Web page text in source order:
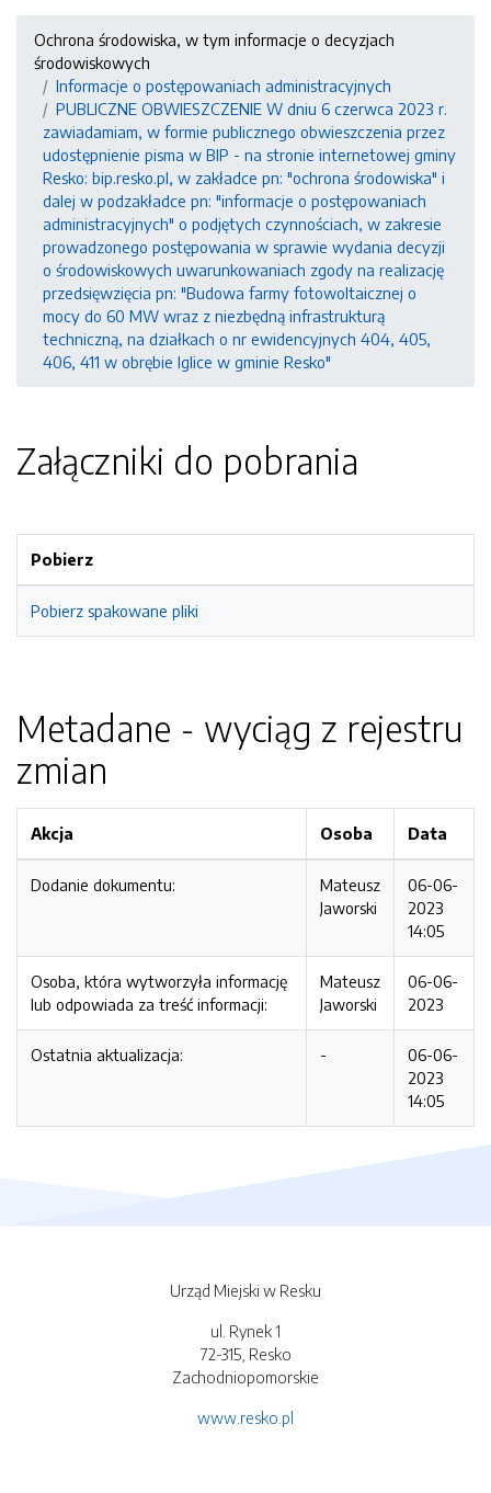
Ochrona środowiska, w tym informacje o decyzjach
środowiskowych
Informacje o postępowaniach administracyjnych
PUBLICZNE OBWIESZCZENIE W dniu 6 czerwca 2023 r.
zawiadamiam, w formie publicznego obwieszczenia przez
udostępnienie pisma w BIP - na stronie internetowej gminy
Resko: bip.resko.pl, w zakładce pn: "ochrona środowiska" i
dalej w podzakładce pn: "informacje o postępowaniach
administracyjnych" o podjętych czynnościach, w zakresie
prowadzonego postępowania w sprawie wydania decyzji
o środowiskowych uwarunkowaniach zgody na realizację
przedsięwzięcia pn: "Budowa farmy fotowoltaicznej o
mocy do 60 MW wraz z niezbędną infrastrukturą
techniczną, na działkach o nr ewidencyjnych 404, 405,
406, 411 w obrębie Iglice w gminie Resko"
Załączniki do pobrania
Pobierz
Pobierz spakowane pliki
Metadane - wyciąg z rejestru
zmian
Akcja Osoba Data
Dodanie dokumentu:
Mateusz
Jaworski
06-06-
2023
14:05
Osoba, która wytworzyła informację
lub odpowiada za treść informacji:
Mateusz
Jaworski
06-06-
2023
Ostatnia aktualizacja: -
06-06-
2023
14:05
Urząd Miejski w Resku
ul. Rynek 1
72-315, Resko
Zachodniopomorskie
www.resko.pl